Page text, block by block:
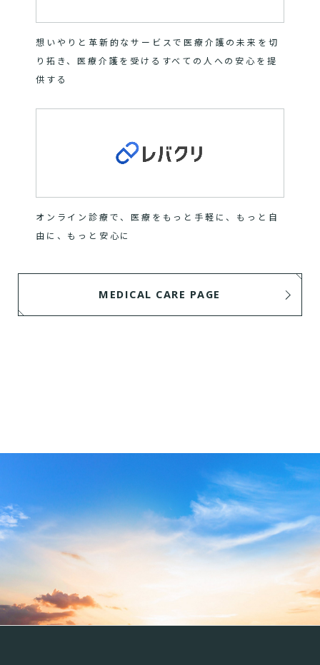
想いやりと革新的なサービスで医療介護の未来を切
り拓き、医療介護を受けるすべての人への安心を提
供する
オンライン診療で、医療をもっと手軽に、もっと自
由に、もっと安心に
MEDICAL CARE PAGE